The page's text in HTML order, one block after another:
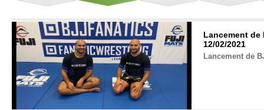
Lancement de
12/02/2021
Lancement de